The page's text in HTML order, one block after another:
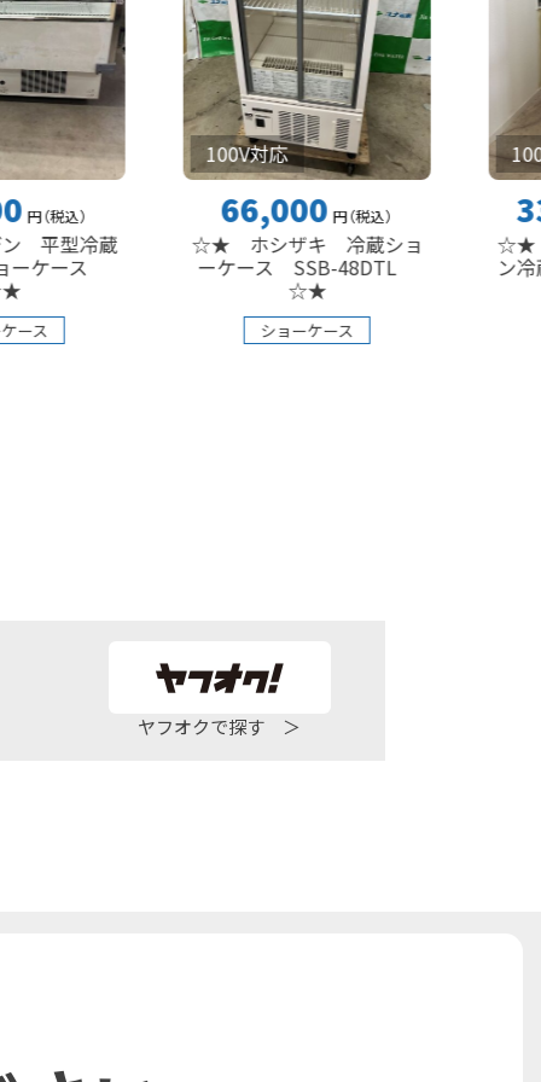
100V対応
66,000 円（税込）
☆★ ホシザキ 冷蔵ショ
ーケース SSB-48DTL
ショーケース
100V対応
☆★ ホシザ
ン冷蔵ショ
ヤフオクで探す ＞